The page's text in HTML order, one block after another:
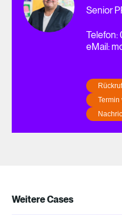
Senior
Telefon:
eMail:
Termin
Weitere Cases